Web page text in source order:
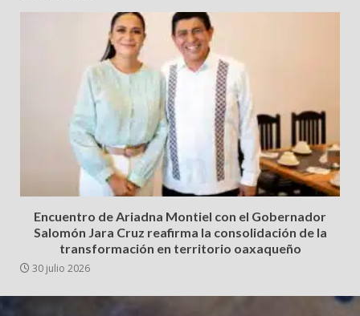
Encuentro de Ariadna Montiel con el Gobernador
Salomón Jara Cruz reafirma la consolidación de la
transformación en territorio oaxaqueño
30 julio 2026